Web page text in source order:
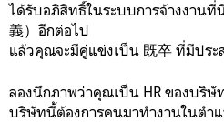
ได้รับอภิสิทธิ์ในระบบการจ้างงานที่
義）อีกต่อไป
แล้วคุณจะมีคู่แข่งเป็น 既卒 ที่มีปร
ลองนึกภาพว่าคุณเป็น HR ของบริ
บริษัทนี้ต้องการคนมาทำงานในตำ